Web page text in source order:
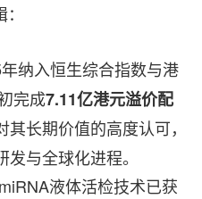
纳入恒生综合指数与港
完成7.11亿港元溢价配
长期价值的高度认可，
与全球化进程。
液体活检技术已获